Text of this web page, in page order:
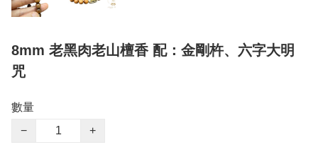
8mm 老黑肉老山檀香 配：金剛杵、六字大明
咒
數量
−
+